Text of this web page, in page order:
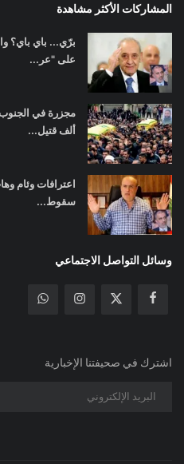
المشاركات الأكثر مشاهدة
برّي... باي باي؟
على "عر...
ألف قتيل...
اعترافات وئام
سقوط...
وسائل التواصل الاجتماعي
اشترك في صحيفتنا الإخبارية